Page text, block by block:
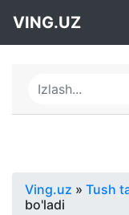
VING.UZ
Ving.uz » Tush
bo'ladi